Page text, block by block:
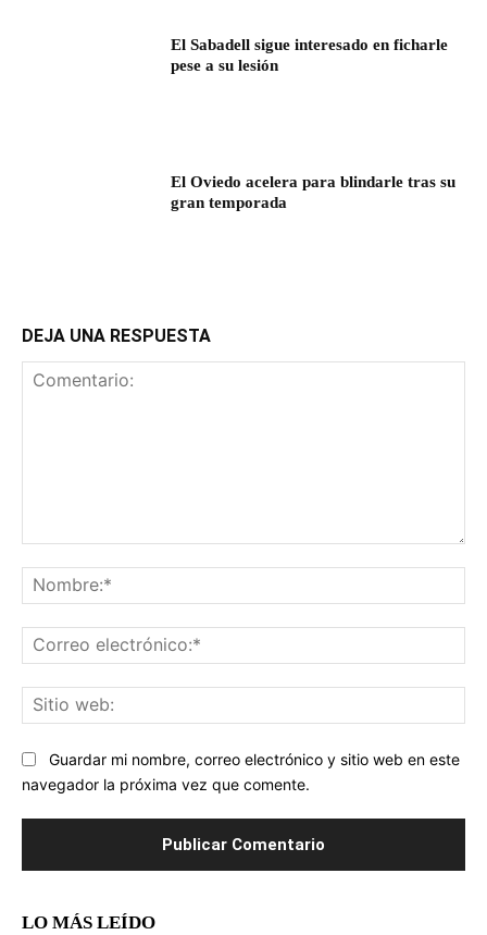
El Sabadell sigue interesado en ficharle
pese a su lesión
El Oviedo acelera para blindarle tras su
gran temporada
DEJA UNA RESPUESTA
Guardar mi nombre, correo electrónico y sitio web en este
navegador la próxima vez que comente.
LO MÁS LEÍDO